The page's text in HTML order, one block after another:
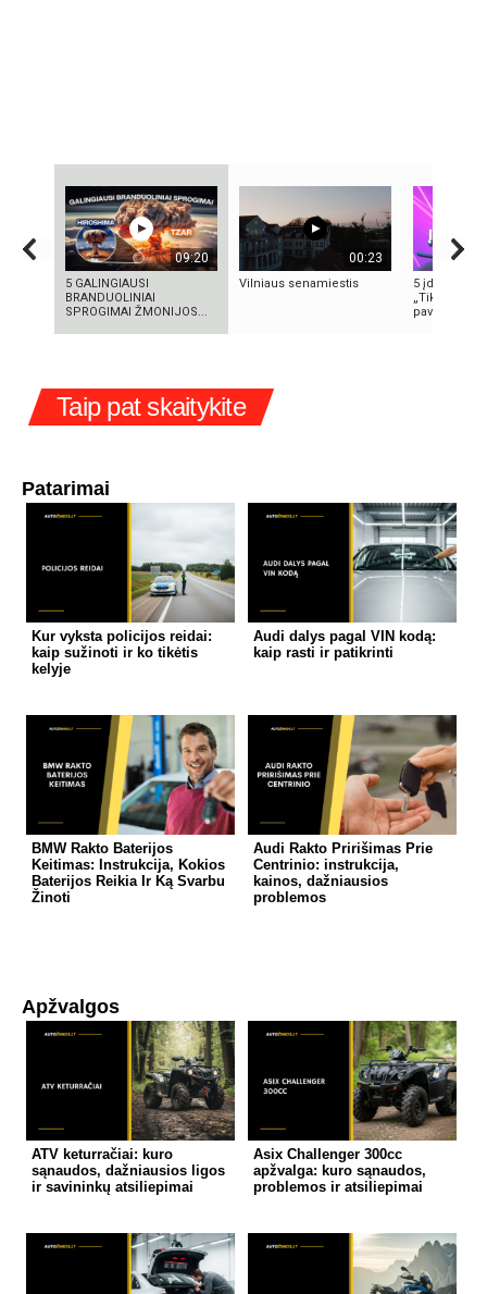
09:20
5 GALINGIAUSI
BRANDUOLINIAI
SPROGIMAI ŽMONIJOS...
00:23
Vilniaus senamiestis
5 įdomūs
„TikTok“: ką
Taip pat skaitykite
Patarimai
Kur vyksta policijos reidai:
kaip sužinoti ir ko tikėtis
kelyje
Audi dalys pagal VIN kodą:
kaip rasti ir patikrinti
BMW Rakto Baterijos
Keitimas: Instrukcija, Kokios
Baterijos Reikia Ir Ką Svarbu
Žinoti
Audi Rakto Pririšimas Prie
Centrinio: instrukcija,
kainos, dažniausios
problemos
Apžvalgos
ATV keturračiai: kuro
sąnaudos, dažniausios ligos
ir savininkų atsiliepimai
Asix Challenger 300cc
apžvalga: kuro sąnaudos,
problemos ir atsiliepimai